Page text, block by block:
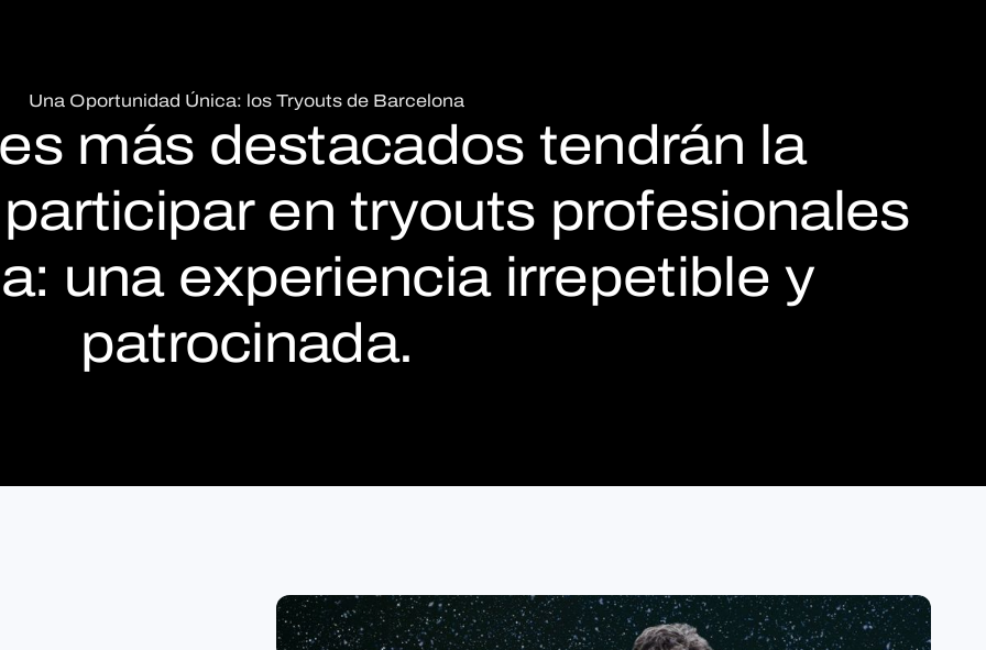
Una Oportunidad Única: los Tryouts de Barcelona
más destacados tendrán la
en tryouts profesionales
una experiencia irrepetible y
patrocinada.